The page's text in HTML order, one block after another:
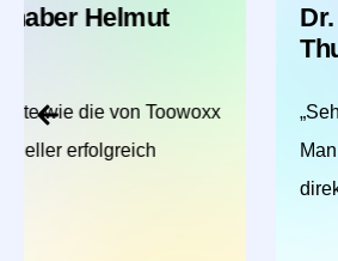
Dr. Thumm GmbH -
„Sehr angenehme professionelle
Man begegnet sich immer auf
direktem Austausch. Bester